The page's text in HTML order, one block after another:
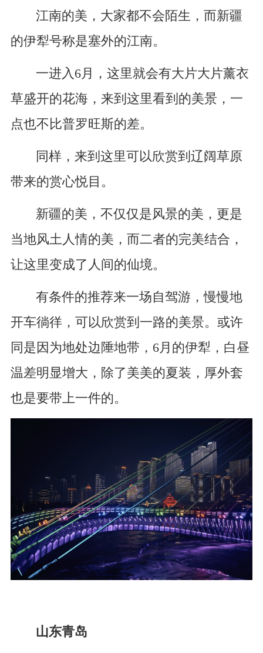
江南的美，大家都不会陌生，而新疆
的伊犁号称是塞外的江南。
一进入6月，这里就会有大片大片薰衣
草盛开的花海，来到这里看到的美景，一
点也不比普罗旺斯的差。
同样，来到这里可以欣赏到辽阔草原
带来的赏心悦目。
新疆的美，不仅仅是风景的美，更是
当地风土人情的美，而二者的完美结合，
让这里变成了人间的仙境。
有条件的推荐来一场自驾游，慢慢地
开车徜徉，可以欣赏到一路的美景。或许
同是因为地处边陲地带，6月的伊犁，白昼
温差明显增大，除了美美的夏装，厚外套
也是要带上一件的。
山东青岛